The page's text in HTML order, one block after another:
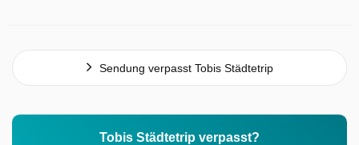
Sendung verpasst Tobis Städtetrip
Tobis Städtetrip verpasst?